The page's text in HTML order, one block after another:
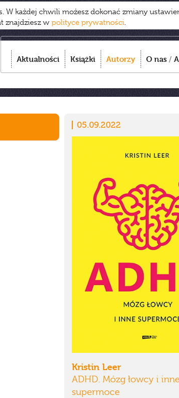
W każdej chwili możesz dokonać zmiany
znajdziesz w polityce prywatności.
Aktualności Książki Autorzy O nas /
05.09.2022
Kristin Leer
ADHD. Mózg łowcy i inne
supermoce